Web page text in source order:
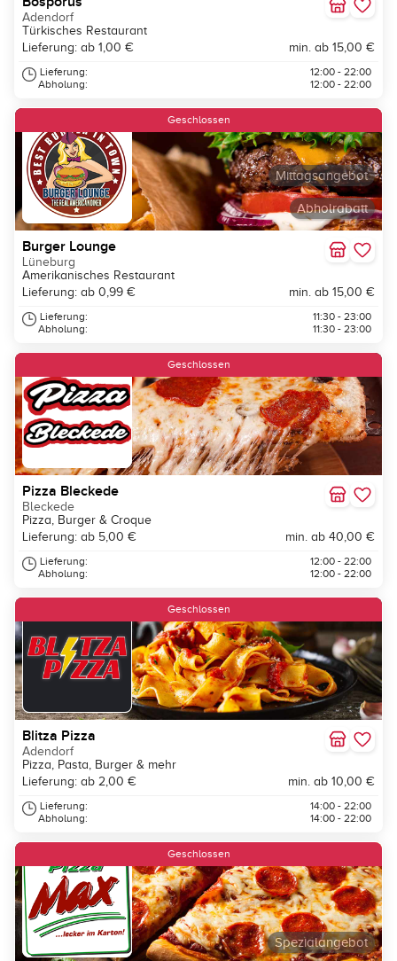
Adendorf
Türkisches Restaurant
Lieferung: ab 1,00 €
min. ab 15,00 €
Lieferung:
Abholung:
12:00 - 22:00
12:00 - 22:00
Abholrabatt
Mittagsangebot
Geschlossen
Burger Lounge
Lüneburg
Amerikanisches Restaurant
Lieferung: ab 0,99 €
min. ab 15,00 €
Lieferung:
Abholung:
11:30 - 23:00
11:30 - 23:00
Geschlossen
Pizza Bleckede
Bleckede
Pizza, Burger & Croque
Lieferung: ab 5,00 €
min. ab 40,00 €
Lieferung:
Abholung:
12:00 - 22:00
12:00 - 22:00
Geschlossen
Blitza Pizza
Adendorf
Pizza, Pasta, Burger & mehr
Lieferung: ab 2,00 €
min. ab 10,00 €
Lieferung:
Abholung:
14:00 - 22:00
14:00 - 22:00
Spezialangebot
Geschlossen